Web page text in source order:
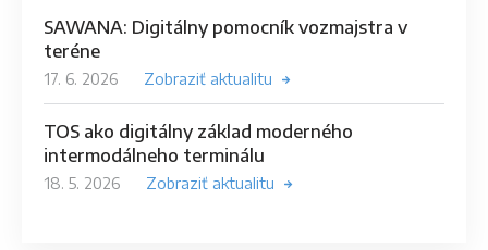
SAWANA: Digitálny pomocník vozmajstra v
teréne
17. 6. 2026 Zobraziť aktualitu
TOS ako digitálny základ moderného
intermodálneho terminálu
18. 5. 2026 Zobraziť aktualitu